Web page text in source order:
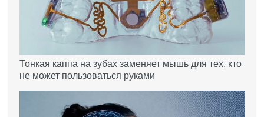
Тонкая каппа на зубах заменяет мышь для тех, кто
не может пользоваться руками